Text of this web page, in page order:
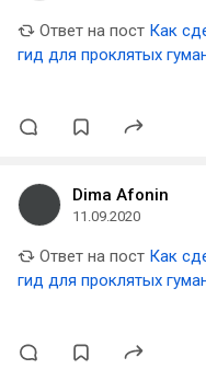
Ответ на пост Как
гид для проклятых
Dima Afonin
11.09.2020
Ответ на пост Как
гид для проклятых